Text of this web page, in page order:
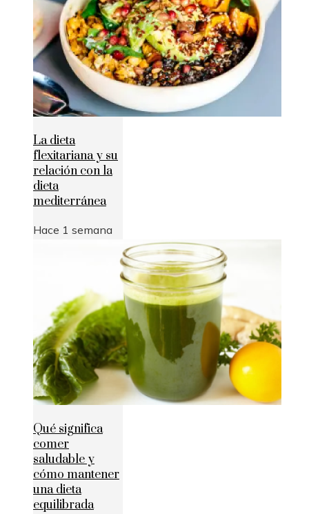
La dieta
flexitariana y su
relación con la
dieta
mediterránea
Hace 1 semana
Qué significa
comer
saludable y
cómo mantener
una dieta
equilibrada